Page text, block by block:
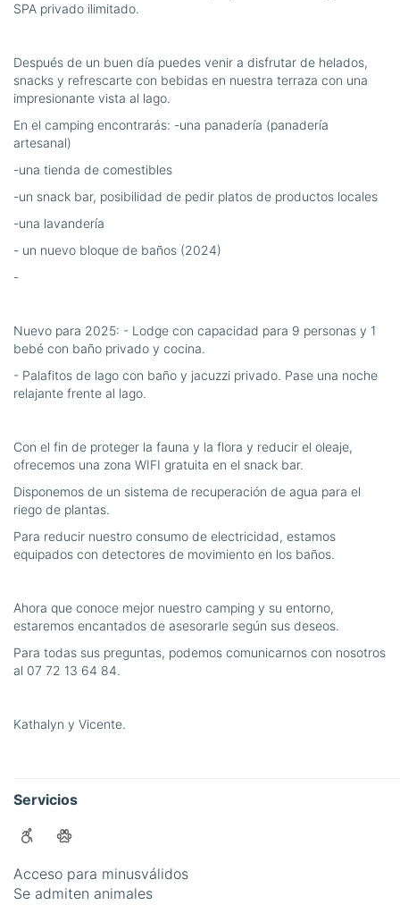
SPA privado ilimitado.
Después de un buen día puedes venir a disfrutar de helados,
snacks y refrescarte con bebidas en nuestra terraza con una
impresionante vista al lago.
En el camping encontrarás: -una panadería (panadería
artesanal)
-una tienda de comestibles
-un snack bar, posibilidad de pedir platos de productos locales
-una lavandería
- un nuevo bloque de baños (2024)
-
Nuevo para 2025: - Lodge con capacidad para 9 personas y 1
bebé con baño privado y cocina.
- Palafitos de lago con baño y jacuzzi privado. Pase una noche
relajante frente al lago.
Con el fin de proteger la fauna y la flora y reducir el oleaje,
ofrecemos una zona WIFI gratuita en el snack bar.
Disponemos de un sistema de recuperación de agua para el
riego de plantas.
Para reducir nuestro consumo de electricidad, estamos
equipados con detectores de movimiento en los baños.
Ahora que conoce mejor nuestro camping y su entorno,
estaremos encantados de asesorarle según sus deseos.
Para todas sus preguntas, podemos comunicarnos con nosotros
al 07 72 13 64 84.
Kathalyn y Vicente.
Servicios
Acceso para minusválidos
Se admiten animales